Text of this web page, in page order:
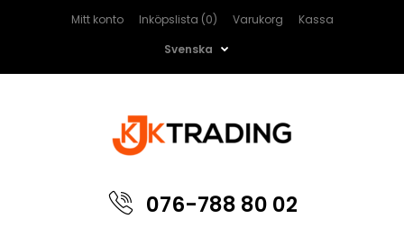
Mitt konto Inköpslista (0) Varukorg
Kassa
Svenska
076-788 80 02